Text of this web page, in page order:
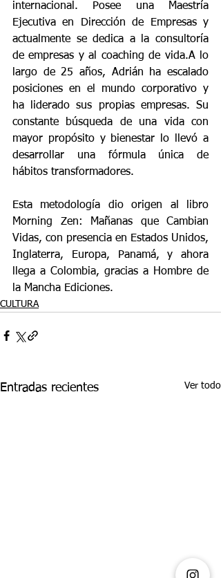
internacional. Posee una Maestría
Ejecutiva en Dirección de Empresas y
actualmente se dedica a la consultoría
de empresas y al coaching de vida.A lo
largo de 25 años, Adrián ha escalado
posiciones en el mundo corporativo y
ha liderado sus propias empresas. Su
constante búsqueda de una vida con
mayor propósito y bienestar lo llevó a
desarrollar una fórmula única de
hábitos transformadores.
Esta metodología dio origen al libro
Morning Zen: Mañanas que Cambian
Vidas, con presencia en Estados Unidos,
Inglaterra, Europa, Panamá, y ahora
llega a Colombia, gracias a Hombre de
la Mancha Ediciones.
CULTURA
Entradas recientes Ver todo